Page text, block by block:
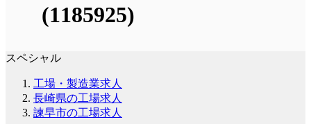
(1185925)
スペシャル
工場・製造業求人
長崎県の工場求人
諫早市の工場求人